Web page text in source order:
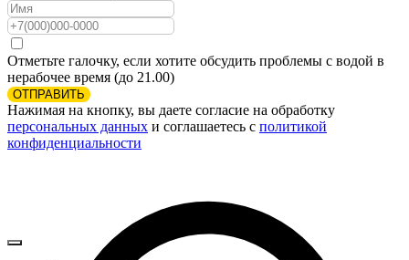
Отметьте галочку, если хотите обсудить проблемы с водой в
нерабочее время (до 21.00)
ОТПРАВИТЬ
Нажимая на кнопку, вы даете согласие на обработку
персональных данных и соглашаетесь c политикой
конфиденциальности